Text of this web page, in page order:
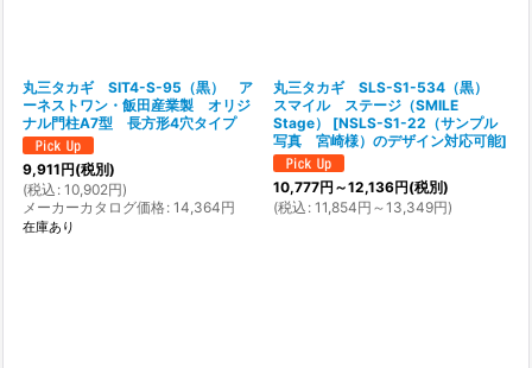
丸三タカギ SIT4-S-95（黒） ア
ーネストワン・飯田産業製 オリジ
ナル門柱A7型 長方形4穴タイプ
9,911円(税別)
(税込 : 10,902円)
メーカーカタログ価格: 14,364円
在庫あり
丸三タカギ SLS-S1-534（黒）
スマイル ステージ（SMILE
Stage）
[NSLS-S1-22（サンプル
写真 宮崎様）のデザイン対応可能]
10,777円 ～12,136円(税別)
(税込 : 11,854円 ～13,349円)